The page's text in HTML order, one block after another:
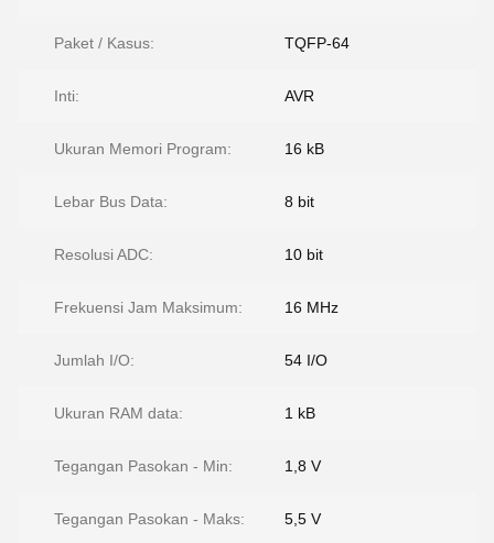
Paket / Kasus: TQFP-64
Inti: AVR
Ukuran Memori Program: 16 kB
Lebar Bus Data: 8 bit
Resolusi ADC: 10 bit
Frekuensi Jam Maksimum: 16 MHz
Jumlah I/O: 54 I/O
Ukuran RAM data: 1 kB
Tegangan Pasokan - Min: 1,8 V
Tegangan Pasokan - Maks: 5,5 V